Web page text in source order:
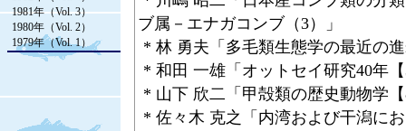
1981年（Vol. 3）
1980年（Vol. 2）
1979年（Vol. 1）
* 日本哺乳類学会海獣談話会「シ
ブ属－エナガコンブ（3）」
* 林 勇夫「多毛類生態学の最近の
* 和田 一雄「オットセイ研究40年
* 山下 欣二「甲殻類の歴史動物学
* 佐々木 克之「内湾および干潟に